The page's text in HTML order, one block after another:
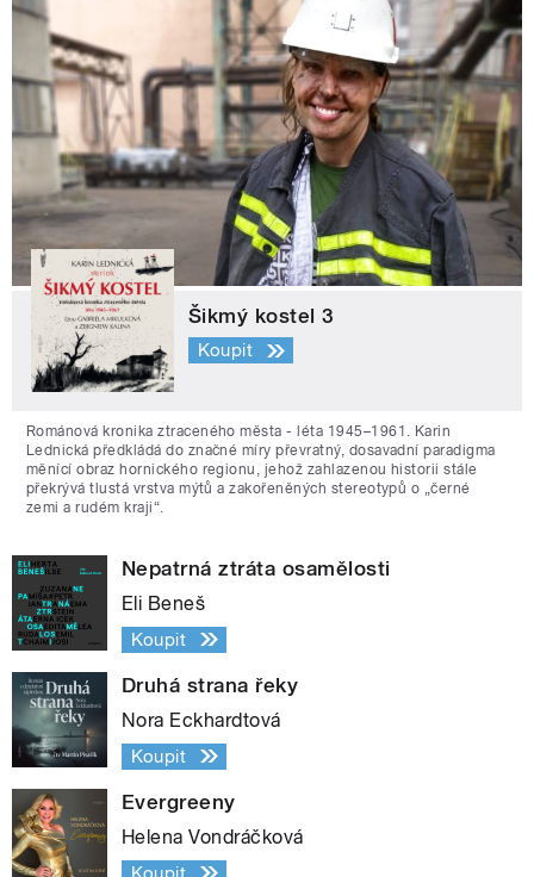
Šikmý kostel 3
Koupit
Románová kronika ztraceného města - léta 1945–1961. Karin
Lednická předkládá do značné míry převratný, dosavadní paradigma
měnící obraz hornického regionu, jehož zahlazenou historii stále
překrývá tlustá vrstva mýtů a zakořeněných stereotypů o „černé
zemi a rudém kraji“.
Nepatrná ztráta osamělosti
Eli Beneš
Koupit
Druhá strana řeky
Nora Eckhardtová
Koupit
Evergreeny
Helena Vondráčková